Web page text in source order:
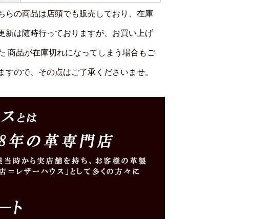
らの商品は店頭でも販売しており、在庫
新は随時行っておりますが、お買い上げ
商品が在庫切れになってしまう場合もご
すので、その点はご了承くださいませ。